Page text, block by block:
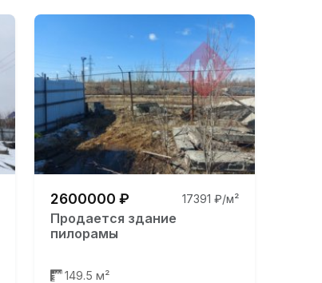
2600000 ₽ 17391 ₽/м²
Продается здание
пилорамы
149.5 м²